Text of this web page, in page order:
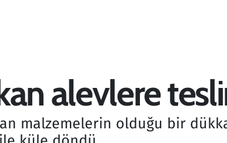
alevlere
malzemelerin olduğu bir